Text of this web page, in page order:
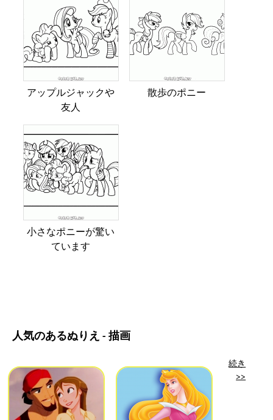
アップルジャックや
友人
散歩のポニー
小さなポニーが驚い
ています
人気のあるぬりえ - 描画
続き
>>